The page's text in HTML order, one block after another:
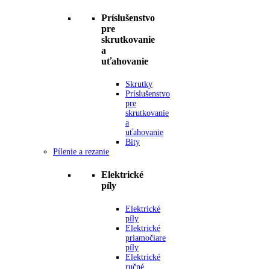
Príslušenstvo
pre
skrutkovanie
a
uťahovanie
Skrutky
Príslušenstvo
pre
skrutkovanie
a
uťahovanie
Bity
Pílenie a rezanie
Elektrické
píly
Elektrické
píly
Elektrické
priamočiare
píly
Elektrické
ručné